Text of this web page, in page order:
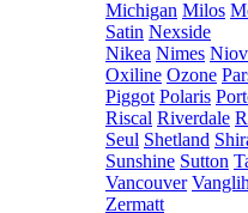
Michigan Milos
Satin Nexside
Nikea Nimes
Oxiline Ozone
Piggot Polaris
Riscal Riverdale
Seul Shetland
Sunshine Sutton
Vancouver Vanglih
Zermatt